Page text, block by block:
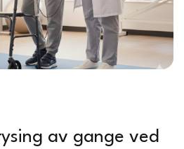
av gange ved